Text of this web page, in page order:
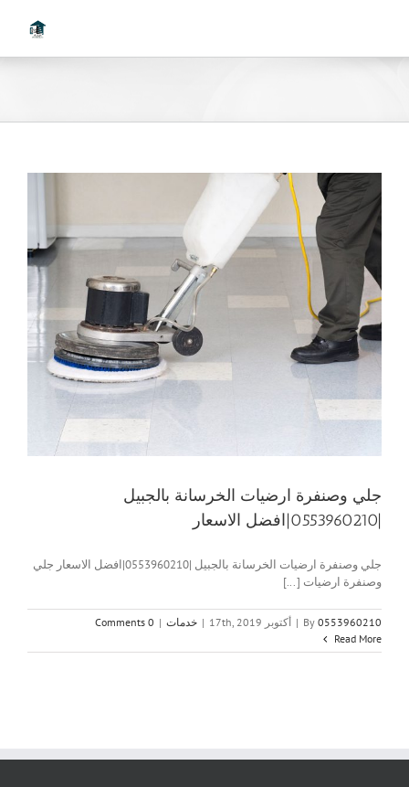
جلي وصنفرة ارضيات الخرسانة بالجبيل
|0553960210|افضل الاسعار
جلي وصنفرة ارضيات الخرسانة بالجبيل |0553960210|افضل الاسعار جلي
وصنفرة ارضيات [...]
By 0553960210
| أكتوبر 17th, 2019 | خدمات |
0 Comments
Read More